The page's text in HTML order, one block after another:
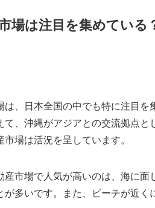
場は注目を集めている
は、日本全国の中でも特に注目
て、沖縄がアジアとの交流拠点
場は活況を呈しています。
産市場で人気が高いのは、海に
が多いです。また、ビーチが近く